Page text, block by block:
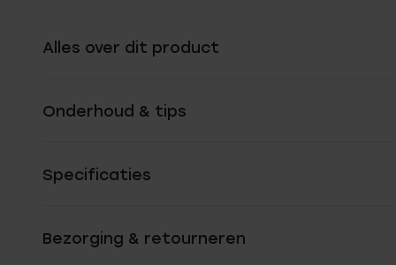
Alles over dit product
Onderhoud & tips
Specificaties
Bezorging & retourneren